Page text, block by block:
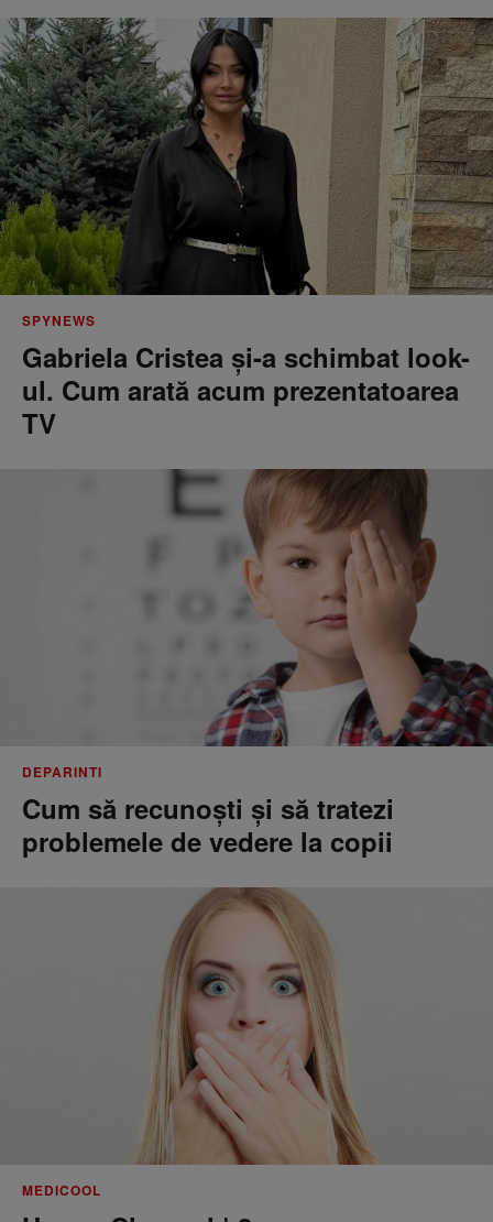
SPYNEWS
Gabriela Cristea și-a schimbat look-
ul. Cum arată acum prezentatoarea
TV
DEPARINTI
Cum să recunoști și să tratezi
problemele de vedere la copii
MEDICOOL